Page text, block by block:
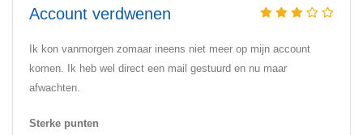
Account verdwenen
Ik kon vanmorgen zomaar ineens niet meer op mijn account
komen. Ik heb wel direct een mail gestuurd en nu maar
afwachten.
Sterke punten